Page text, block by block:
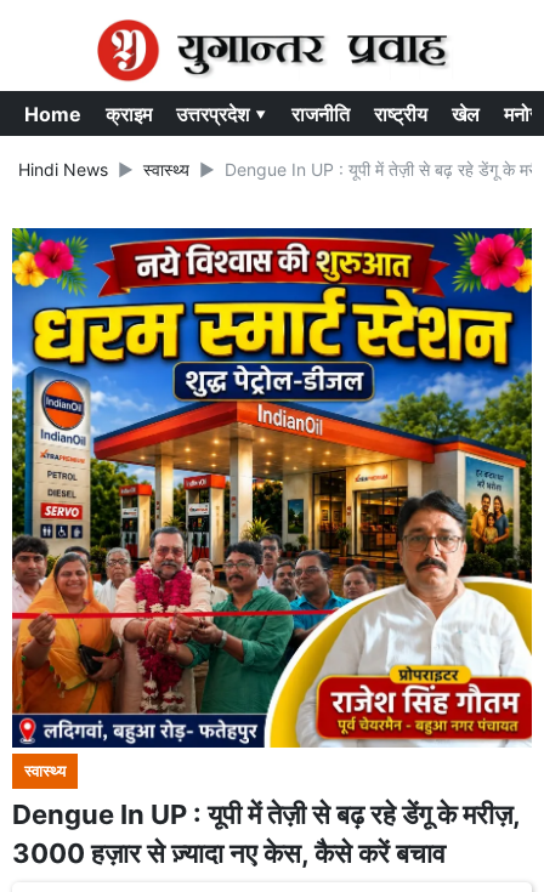
Home क्राइम उत्तरप्रदेश ▾ राजनीति राष्ट्रीय खेल
Hindi News स्वास्थ्य Dengue In UP : यूपी में तेज़ी से बढ़ रहे डेंगू के
स्वास्थ्य
Dengue In UP : यूपी में तेज़ी से बढ़ रहे डेंगू के मरीज़,
3000 हज़ार से ज़्यादा नए केस, कैसे करें बचाव